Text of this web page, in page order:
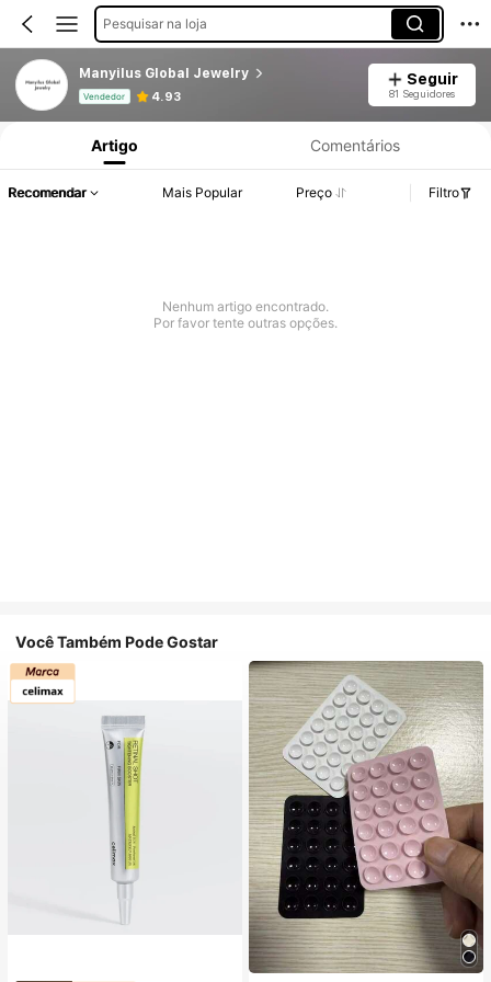
Pesquisar na loja
Manyilus Global Jewelry
Vendedor 4.93
Seguir
81 Seguidores
Informações do Produto: Divulgação de Preço, Vendas e Detalhes de Stock.
Artigo Comentários
Recomendar Mais Popular Preço Filtro
Nenhum artigo encontrado.
Por favor tente outras opções.
Você Também Pode Gostar